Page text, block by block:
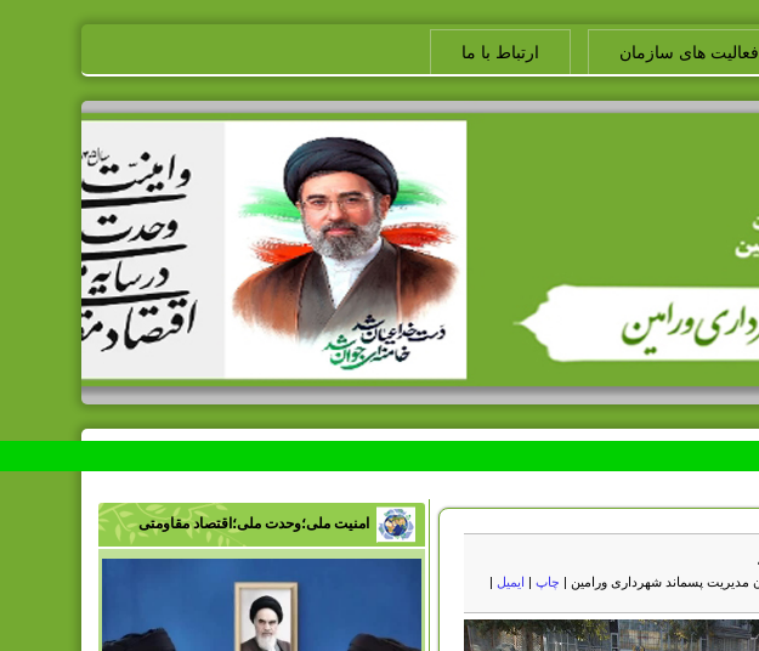
فعالیت های سازمان ارتباط با ما
پسماند شهرداری ورامین | چاپ | ایمیل |
امنیت ملی؛وحدت ملی؛اقتصاد مقاومتی